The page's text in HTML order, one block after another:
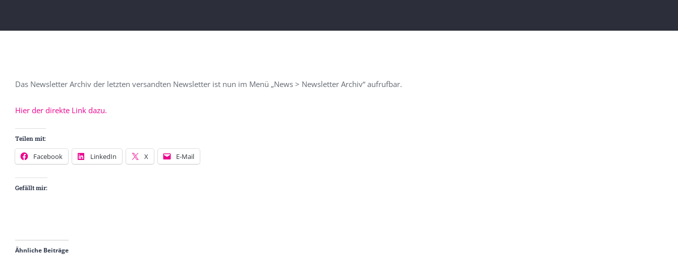
Das Newsletter Archiv der letzten versandten Newsletter ist nun im Menü „News > Newsletter Archiv“ aufrufbar.
Hier der direkte Link dazu.
Teilen mit:
Facebook LinkedIn X E-Mail
Gefällt mir:
Ähnliche Beiträge